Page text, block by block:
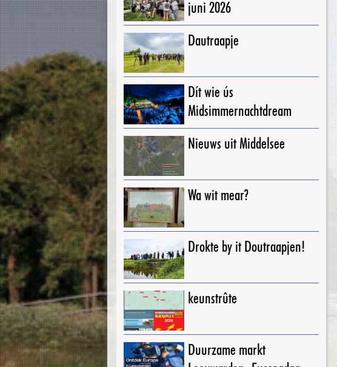
juni 2026
Dautraapje
Dít wie ús
Midsimmernachtdream
Nieuws uit Middelsee
Wa wit mear?
Drokte by it Doutraapjen!
keunstrûte
Duurzame markt